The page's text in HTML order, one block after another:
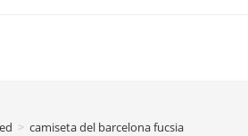
> camiseta del barcelona fucsia